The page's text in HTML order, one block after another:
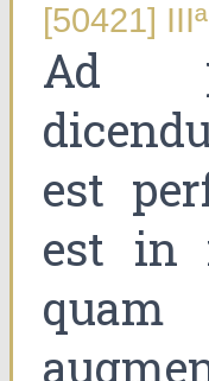
[50421]
Ad
est
est in
quam